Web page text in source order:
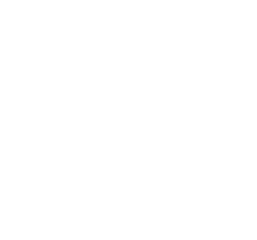
Proace City Verso 2025 (2)